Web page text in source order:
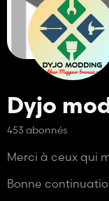
Dyjo
453 abonnés
Merci à ceux qui
Bonne